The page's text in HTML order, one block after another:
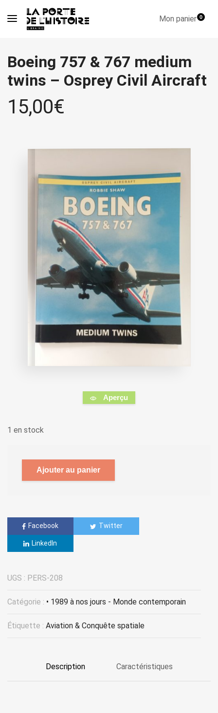
Mon panier0
Boeing 757 & 767 medium
twins – Osprey Civil Aircraft
15,00€
Aperçu
1 en stock
Ajouter au panier
Facebook Twitter
LinkedIn
UGS : PERS-208
Catégorie : • 1989 à nos jours - Monde contemporain
Étiquette : Aviation & Conquête spatiale
Description Caractéristiques